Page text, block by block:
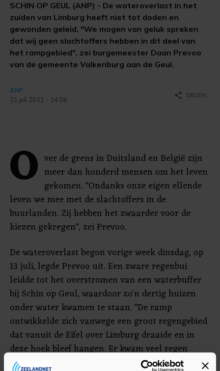
SCHIN OP GEUL (ANP) - De wateroverlast in het
zuiden van Limburg heeft niet tot doden en
gewonden geleid. "We mogen van geluk spreken
dat wij geen slachtoffers hebben in dit deel van
het rampgebied", zei burgemeester Daan Prevoo
van de gemeente Valkenburg aan de Geul.
ANP
21 juli 2021 - 14:06
share DELEN
O ver de grens in Duitsland en België zijn
meer dan honderd mensen om het leven
gekomen. "Ondanks onze eigen ellende
leven we mee met de slachtoffers in de
buurlanden. Zij hebben het zwaarder voor de
kiezen gekregen", zei Prevoo.
De wateroverlast begon vorige week dinsdag, op
13 juli, legde Prevoo uit. Een zware regenbui
leidde tot het overstromen van een waterbuffer
bij Schin op Geul, waardoor zo'n dertig huizen
onder water kwamen te staan. "De ramp
ontwikkelde zich vanwege een groot regengebied
dat vanuit de Eifel over Limburg draaide en in
deze hoek bleef hangen. Er kwam veel regen
omlaag."